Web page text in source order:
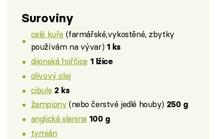
Suroviny
celé kuře (farmářské,vykostěné, zbytky
používám na vývar) 1 ks
dijonská hořčice 1 lžíce
olivový olej
cibule 2 ks
žampiony (nebo čerstvé jedlé houby) 250 g
anglická slanina 100 g
tymián